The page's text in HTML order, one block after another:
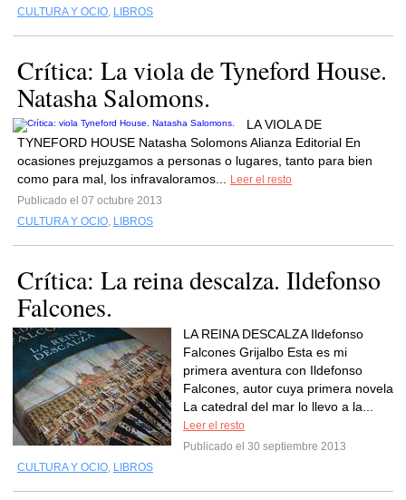
CULTURA Y OCIO, LIBROS
Crítica: La viola de Tyneford House.
Natasha Salomons.
LA VIOLA DE
TYNEFORD HOUSE Natasha Solomons Alianza Editorial En
ocasiones prejuzgamos a personas o lugares, tanto para bien
como para mal, los infravaloramos...
Leer el resto
Publicado el 07 octubre 2013
CULTURA Y OCIO, LIBROS
Crítica: La reina descalza. Ildefonso
Falcones.
LA REINA DESCALZA Ildefonso
Falcones Grijalbo Esta es mi
primera aventura con Ildefonso
Falcones, autor cuya primera novela
La catedral del mar lo llevo a la...
Leer el resto
Publicado el 30 septiembre 2013
CULTURA Y OCIO, LIBROS